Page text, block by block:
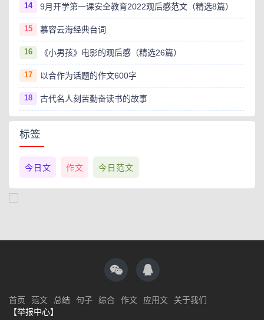
14 9月开学第一课安全教育2022观后感范文（精选8篇）
15 慕容云海经典台词
16 《小男孩》电影的观后感（精选26篇）
17 以合作为话题的作文600字
18 古代名人刻苦勤奋读书的故事
标签
今日文 作文 今日范文
首页 范文 总结 句子 综合 作文 应用文
关于我们
【举报中心】